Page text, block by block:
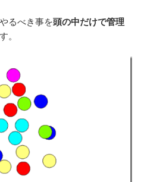
るべき事を頭の中だけで管理
。